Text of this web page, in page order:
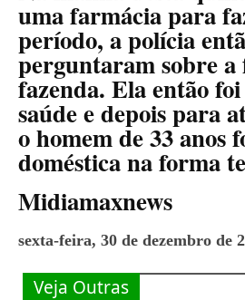
uma farmácia para
período, a polícia
perguntaram sobre a
fazenda. Ela então
saúde e depois para
o homem de 33
doméstica na forma
Midiamaxnews
sexta-feira, 30 de dezembro de
Veja Outras